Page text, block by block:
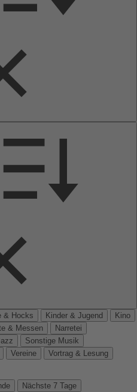
& Hocks Kinder & Jugend
Kino
& Messen
Narretei
Sonstige Musik
Vereine
Vortrag & Lesung
Nächste 7 Tage